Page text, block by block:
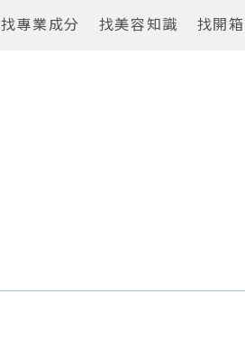
找專業成分 找美容知識 找開